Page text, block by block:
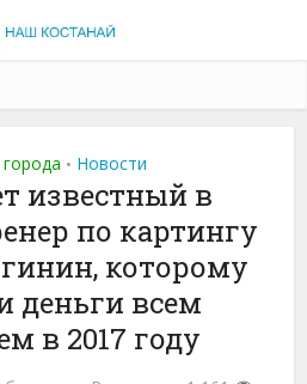
• Новости
известный в
по картингу
которому
деньги всем
в 2017 году